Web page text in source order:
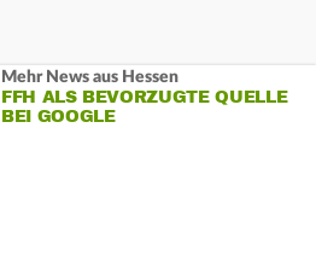
Mehr News aus Hessen
FFH ALS BEVORZUGTE QUELLE
BEI GOOGLE